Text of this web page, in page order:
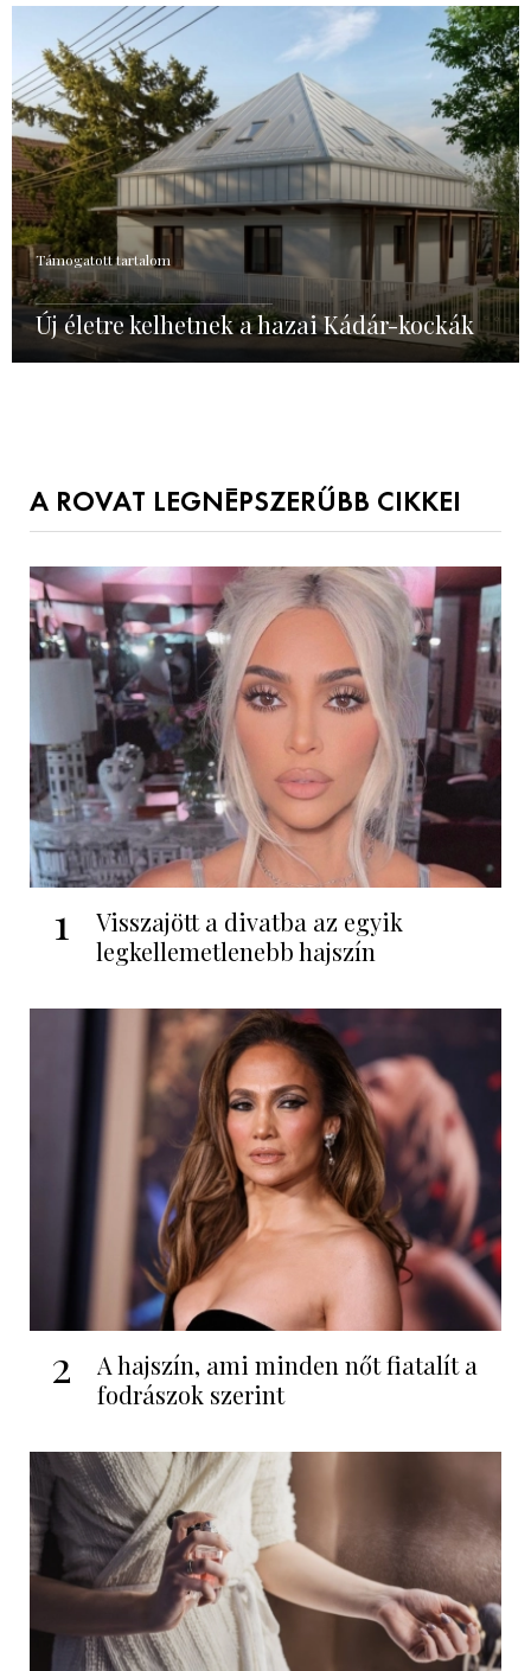
Támogatott tartalom
Új életre kelhetnek a hazai Kádár-kockák
A ROVAT LEGNÉPSZERŰBB CIKKEI
1
Visszajött a divatba az egyik
legkellemetlenebb hajszín
2
A hajszín, ami minden nőt fiatalít a
fodrászok szerint